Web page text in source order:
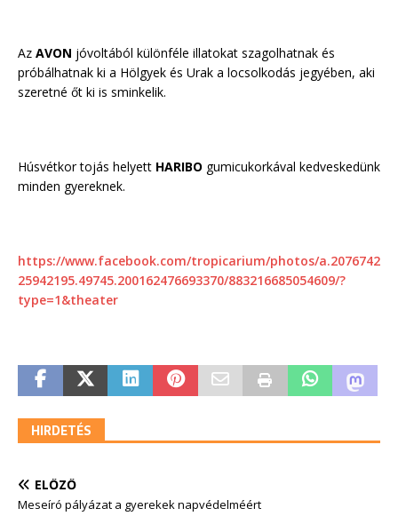
Az AVON jóvoltából különféle illatokat szagolhatnak és
próbálhatnak ki a Hölgyek és Urak a locsolkodás jegyében, aki
szeretné őt ki is sminkelik.
Húsvétkor tojás helyett HARIBO gumicukorkával kedveskedünk
minden gyereknek.
https://www.facebook.com/tropicarium/photos/a.2076742
25942195.49745.200162476693370/883216685054609/?
type=1&theater
HIRDETÉS
ELŐZŐ
Meseíró pályázat a gyerekek napvédelméért